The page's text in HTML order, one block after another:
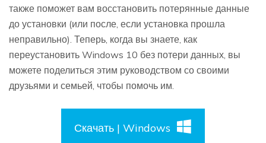
также поможет вам восстановить потерянные данные
до установки (или после, если установка прошла
неправильно). Теперь, когда вы знаете, как
переустановить Windows 10 без потери данных, вы
можете поделиться этим руководством со своими
друзьями и семьей, чтобы помочь им.
Скачать | Windows